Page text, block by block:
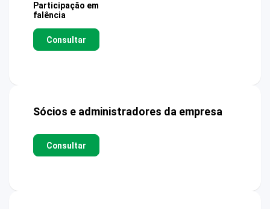
Participação em
falência
Consultar
Sócios e administradores da empresa
Consultar